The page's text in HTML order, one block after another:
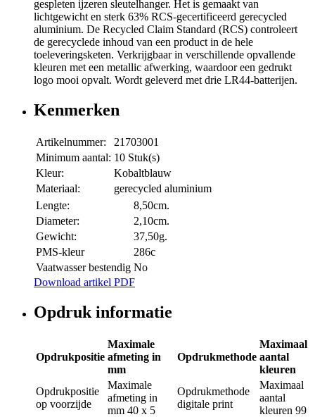
gespleten ijzeren sleutelhanger. Het is gemaakt van
lichtgewicht en sterk 63% RCS-gecertificeerd gerecycled
aluminium. De Recycled Claim Standard (RCS) controleert
de gerecyclede inhoud van een product in de hele
toeleveringsketen. Verkrijgbaar in verschillende opvallende
kleuren met een metallic afwerking, waardoor een gedrukt
logo mooi opvalt. Wordt geleverd met drie LR44-batterijen.
Kenmerken
Artikelnummer:
21703001
Minimum aantal: 10 Stuk(s)
Kleur:
Kobaltblauw
Materiaal:
gerecycled aluminium
Lengte:
8,50cm.
Diameter:
2,10cm.
Gewicht:
37,50g.
PMS-kleur
286c
Vaatwasser bestendig No
Download artikel PDF
Opdruk informatie
Opdrukpositie
Maximale
afmeting in
mm
Opdrukmethode
Maximaal
aantal
kleuren
Opdrukpositie
op voorzijde
Maximale
afmeting in
mm 40 x 5
Opdrukmethode
digitale print
Maximaal
aantal
kleuren 99